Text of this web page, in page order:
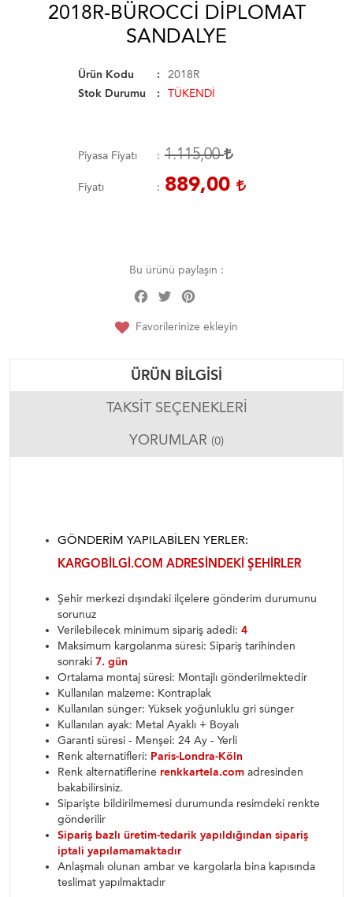
2018R-BÜROCCI DIPLOMAT
SANDALYE
Ürün Kodu
2018R
Stok Durumu
TÜKENDİ
Piyasa Fiyatı 1.115,00
Fiyatı 889,00
Bu ürünü paylaşın :
Facebook
Twitter
Favorilerinize ekleyin
ÜRÜN BILGISI
TAKSIT SEÇENEKLERI
YORUMLAR (0)
GÖNDERIM YAPILABILEN YERLER:
KARGOBILGI.COM ADRESINDEKI ŞEHIRLER
Şehir merkezi dışındaki ilçelere gönderim durumunu
sorunuz
Verilebilecek minimum sipariş adedi: 4
Maksimum kargolanma süresi: Sipariş tarihinden
sonraki 7. gün
Ortalama montaj süresi: Montajlı gönderilmektedir
Kullanılan malzeme: Kontraplak
Kullanılan sünger: Yüksek yoğunluklu gri sünger
Kullanılan ayak: Metal Ayaklı + Boyalı
Garanti süresi - Menşei: 24 Ay - Yerli
Renk alternatifleri: Paris-Londra-Köln
Renk alternatiflerine renkkartela.com adresinden
bakabilirsiniz.
Siparişte bildirilmemesi durumunda resimdeki renkte
gönderilir
Sipariş bazlı üretim-tedarik yapıldığından sipariş
iptali yapılamamaktadır
Anlaşmalı olunan ambar ve kargolarla bina kapısında
teslimat yapılmaktadır